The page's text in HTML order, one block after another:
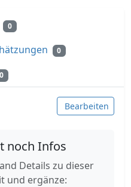
0
0
0
Bearbeiten
noch Infos
Details zu dieser
und ergänze: